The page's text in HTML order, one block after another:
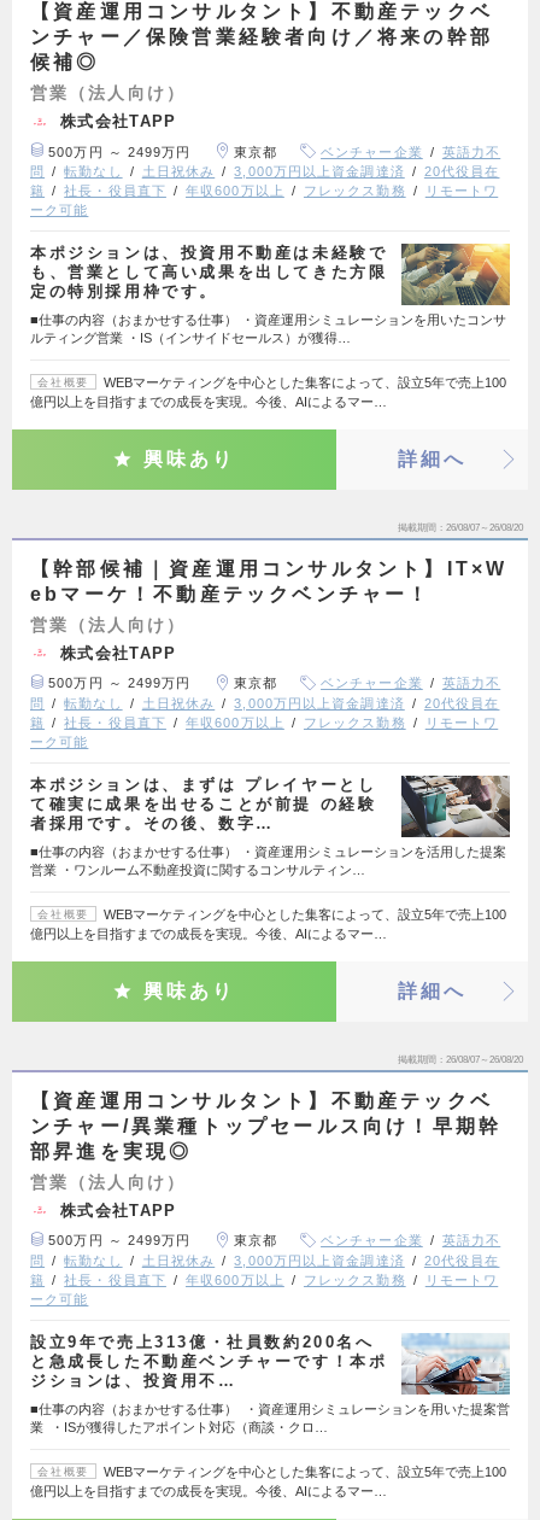
【資産運用コンサルタント】不動産テックベ
ンチャー／保険営業経験者向け／将来の幹部
候補◎
営業（法人向け）
株式会社TAPP
500万円 ～ 2499万円 東京都 ベンチャー企業
英語力不
問
転勤なし 土日祝休み 3,000万円以上資金調達済
20代役員在
籍
社長・役員直下 年収600万以上 フレックス勤務
リモートワ
ーク可能
本ポジションは、投資用不動産は未経験で
も、営業として高い成果を出してきた方限
定の特別採用枠です。
■仕事の内容（おまかせする仕事） ・資産運用シミュレーションを用いたコンサ
ルティング営業 ・IS（インサイドセールス）が獲得…
会社概要
WEBマーケティングを中心とした集客によって、設立5年で売上100
億円以上を目指すまでの成長を実現。今後、AIによるマー…
興味あり 詳細へ
掲載期間 26/08/07～26/08/20
【幹部候補｜資産運用コンサルタント】IT×W
ebマーケ！不動産テックベンチャー！
営業（法人向け）
株式会社TAPP
500万円 ～ 2499万円 東京都 ベンチャー企業
英語力不
問
転勤なし 土日祝休み 3,000万円以上資金調達済
20代役員在
籍
社長・役員直下 年収600万以上 フレックス勤務
リモートワ
ーク可能
本ポジションは、まずは プレイヤーとし
て確実に成果を出せることが前提 の経験
者採用です。その後、数字…
■仕事の内容（おまかせする仕事） ・資産運用シミュレーションを活用した提案
営業 ・ワンルーム不動産投資に関するコンサルティン…
会社概要
WEBマーケティングを中心とした集客によって、設立5年で売上100
億円以上を目指すまでの成長を実現。今後、AIによるマー…
興味あり 詳細へ
掲載期間 26/08/07～26/08/20
【資産運用コンサルタント】不動産テックベ
ンチャー/異業種トップセールス向け！早期幹
部昇進を実現◎
営業（法人向け）
株式会社TAPP
500万円 ～ 2499万円 東京都 ベンチャー企業
英語力不
問
転勤なし 土日祝休み 3,000万円以上資金調達済
20代役員在
籍
社長・役員直下 年収600万以上 フレックス勤務
リモートワ
ーク可能
設立9年で売上313億・社員数約200名へ
と急成長した不動産ベンチャーです！本ポ
ジションは、投資用不…
■仕事の内容（おまかせする仕事） ・資産運用シミュレーションを用いた提案営
業 ・ISが獲得したアポイント対応（商談・クロ…
会社概要
WEBマーケティングを中心とした集客によって、設立5年で売上100
億円以上を目指すまでの成長を実現。今後、AIによるマー…